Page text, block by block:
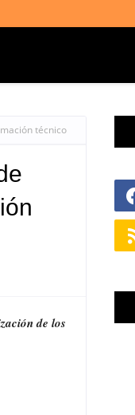
técnico
de los